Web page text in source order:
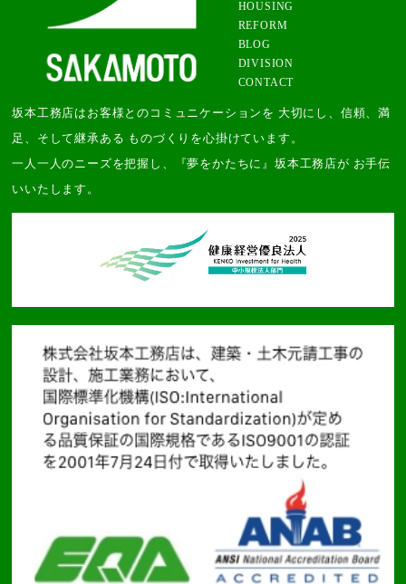
HOUSING
REFORM
BLOG
DIVISION
CONTACT
坂本工務店はお客様とのコミュニケーションを 大切にし、信頼、満
足、そして継承ある ものづくりを心掛けています。
一人一人のニーズを把握し、『夢をかたちに』坂本工務店が お手伝
いいたします。